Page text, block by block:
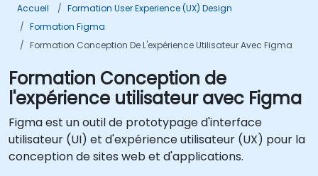
Accueil
Formation User Experience (UX) Design
Formation Figma
Formation Conception De L'expérience Utilisateur Avec Figma
Formation Conception de
l'expérience utilisateur avec Figma
Figma est un outil de prototypage d'interface
utilisateur (UI) et d'expérience utilisateur (UX) pour la
conception de sites web et d'applications.